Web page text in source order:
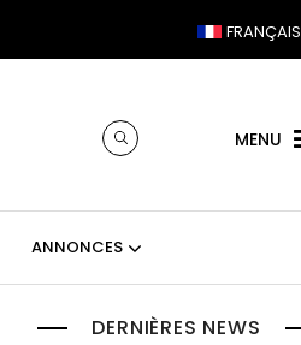
FRANÇAIS
MENU
ANNONCES
DERNIÈRES NEWS